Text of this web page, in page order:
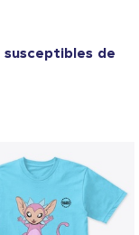
susceptibles de